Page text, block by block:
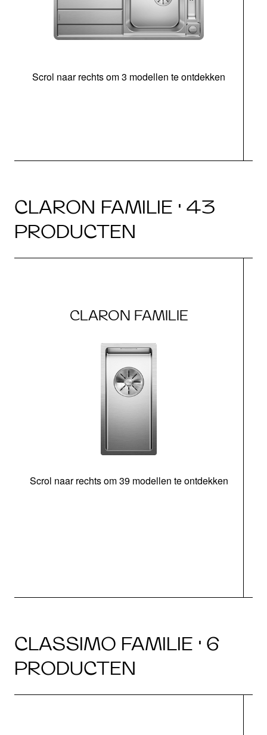
Scrol naar rechts om 3 modellen te ontdekken
CLARON FAMILIE · 43
PRODUCTEN
CLARON FAMILIE
Scrol naar rechts om 39 modellen te ontdekken
CLASSIMO FAMILIE · 6
PRODUCTEN